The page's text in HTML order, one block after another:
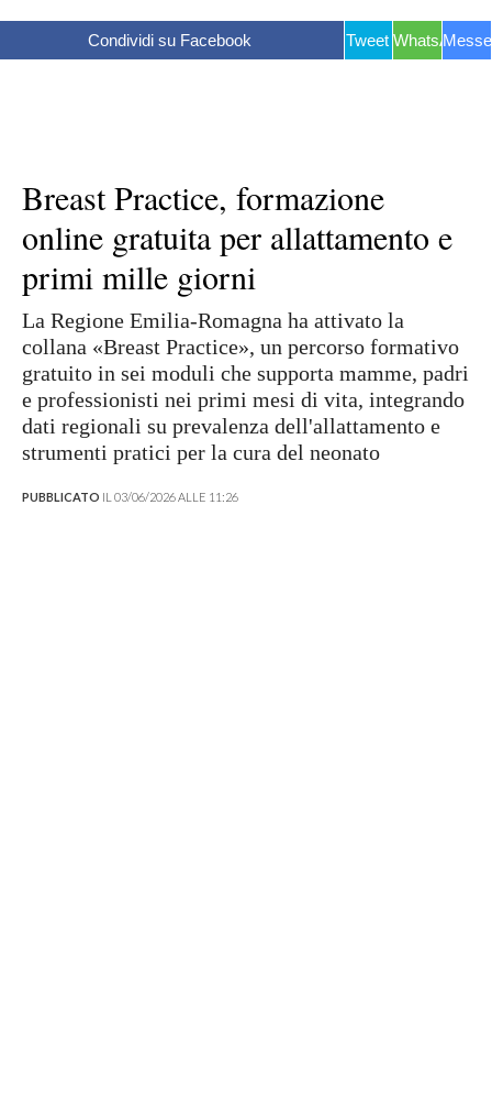
Condividi su Facebook Tweet WhatsApp
Breast Practice, formazione
online gratuita per allattamento e
primi mille giorni
La Regione Emilia-Romagna ha attivato la
collana «Breast Practice», un percorso formativo
gratuito in sei moduli che supporta mamme, padri
e professionisti nei primi mesi di vita, integrando
dati regionali su prevalenza dell'allattamento e
strumenti pratici per la cura del neonato
PUBBLICATO IL 03/06/2026 ALLE 11:26